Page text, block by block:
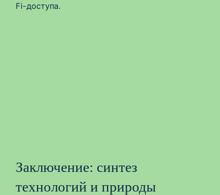
Fi-доступа.
Заключение: синтез
технологий и природы